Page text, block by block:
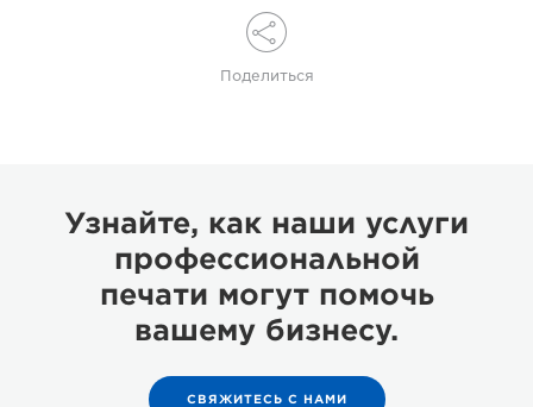
Поделиться
Узнайте, как наши услуги
профессиональной
печати могут помочь
вашему бизнесу.
СВЯЖИТЕСЬ С НАМИ